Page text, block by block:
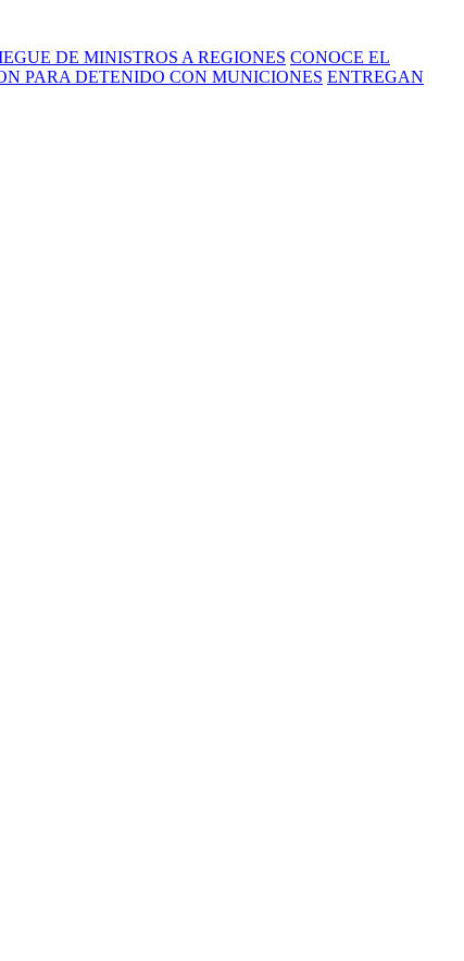
DE MINISTROS A REGIONES CONOCE EL
PARA DETENIDO CON MUNICIONES ENTREGAN